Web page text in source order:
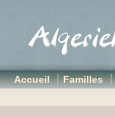
Accueil Familles